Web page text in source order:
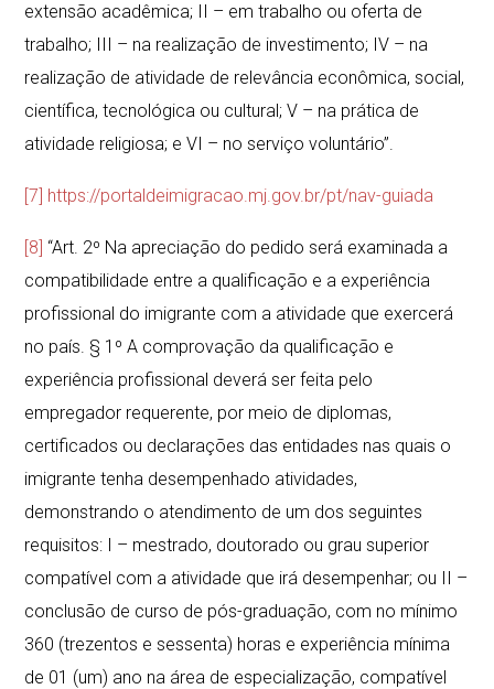
extensão acadêmica; II – em trabalho ou oferta de
trabalho; III – na realização de investimento; IV – na
realização de atividade de relevância econômica, social,
científica, tecnológica ou cultural; V – na prática de
atividade religiosa; e VI – no serviço voluntário”.
[7] https://portaldeimigracao.mj.gov.br/pt/nav-guiada
[8] “Art. 2º Na apreciação do pedido será examinada a
compatibilidade entre a qualificação e a experiência
profissional do imigrante com a atividade que exercerá
no país. § 1º A comprovação da qualificação e
experiência profissional deverá ser feita pelo
empregador requerente, por meio de diplomas,
certificados ou declarações das entidades nas quais o
imigrante tenha desempenhado atividades,
demonstrando o atendimento de um dos seguintes
requisitos: I – mestrado, doutorado ou grau superior
compatível com a atividade que irá desempenhar; ou II –
conclusão de curso de pós-graduação, com no mínimo
360 (trezentos e sessenta) horas e experiência mínima
de 01 (um) ano na área de especialização, compatível